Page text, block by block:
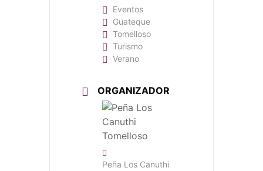
Eventos
Guateque
Tomelloso
Turismo
Verano
ORGANIZADOR
Peña Los Canuthi